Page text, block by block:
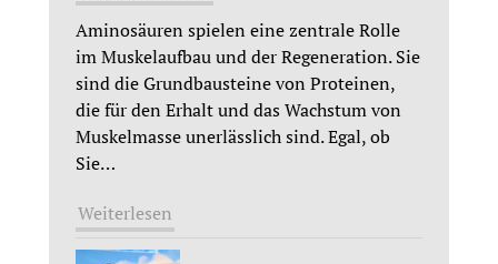
Aminosäuren spielen eine zentrale Rolle
im Muskelaufbau und der Regeneration. Sie
sind die Grundbausteine von Proteinen,
die für den Erhalt und das Wachstum von
Muskelmasse unerlässlich sind. Egal, ob
Sie…
Weiterlesen